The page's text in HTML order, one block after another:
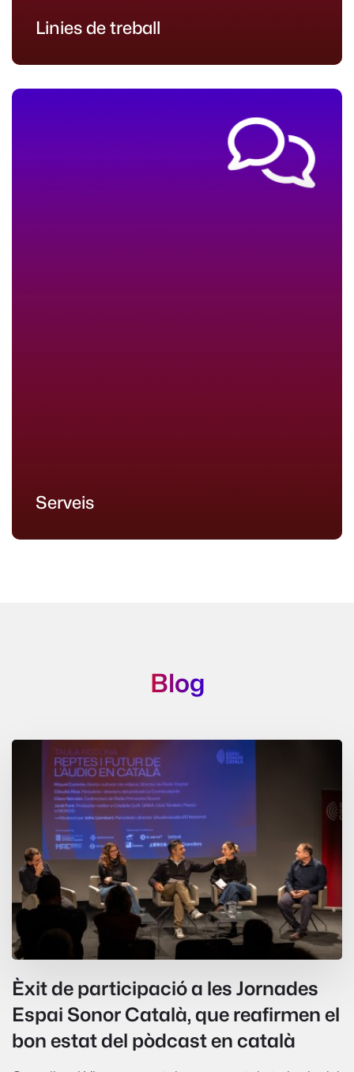
Linies de treball
Serveis
Blog
Èxit de participació a les Jornades
Espai Sonor Català, que reafirmen el
bon estat del pòdcast en català